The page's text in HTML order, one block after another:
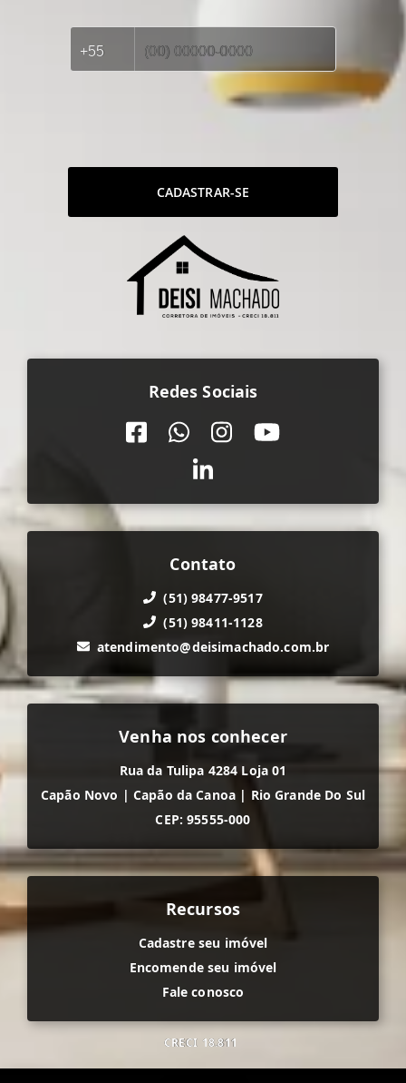
CADASTRAR-SE
Redes Sociais
Contato
(51) 98477-9517
(51) 98411-1128
atendimento@deisimachado.com.br
Venha nos conhecer
Rua da Tulipa 4284 Loja 01
Capão Novo | Capão da Canoa | Rio Grande Do Sul
CEP: 95555-000
Recursos
Cadastre seu imóvel
Encomende seu imóvel
Fale conosco
CRECI 18.811